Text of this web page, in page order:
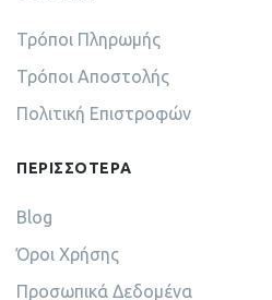
Τρόποι Πληρωμής
Τρόποι Αποστολής
Πολιτική Επιστροφών
ΠΕΡΙΣΣΟΤΕΡΑ
Blog
Όροι Χρήσης
Προσωπικά Δεδομένα